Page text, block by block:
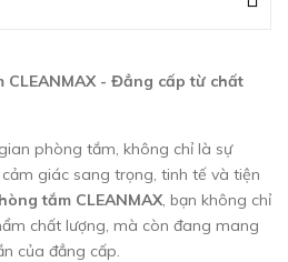
CLEANMAX - Đẳng cấp từ chất
phòng tắm, không chỉ là sự
giác sang trọng, tinh tế và tiện
tắm CLEANMAX , bạn không chỉ
chất lượng, mà còn đang mang
của đẳng cấp.